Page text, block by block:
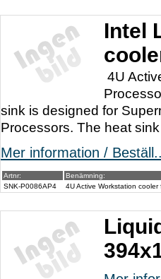
Intel
4U
sink is designed for
Processors. The heat
Mer information /
Artnr:
Benämning:
SNK-P0086AP4
4U Active Workstation